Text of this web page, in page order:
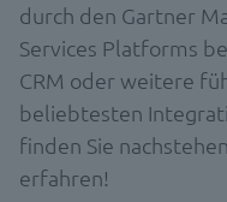
durch den Gartner
Services Platforms
CRM oder weitere
beliebtesten
finden Sie
erfahren!